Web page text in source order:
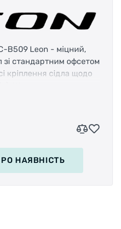
B509 Leon - міцний,
зі стандартним офсетом
кріплення сідла щодо
Є можливість
Довжина:400мм
25.4мм
НАЯВНІСТЬ